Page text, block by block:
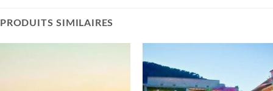
PRODUITS SIMILAIRES